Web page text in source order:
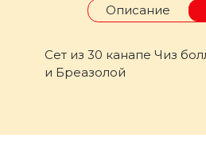
Описание
Сет из 30 канапе Чиз
и Бреазолой